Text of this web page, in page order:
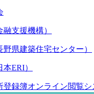
支援機構）
県建築住宅センター）
ERI）